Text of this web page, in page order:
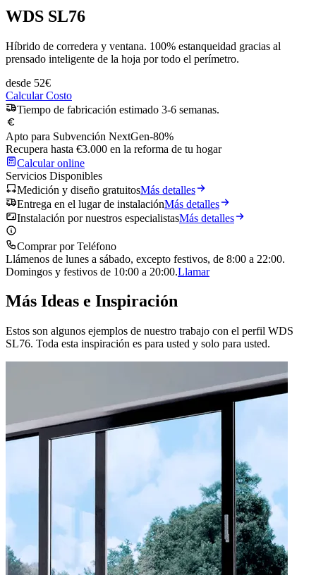
WDS SL76
Híbrido de corredera y ventana. 100% estanqueidad gracias al
prensado inteligente de la hoja por todo el perímetro.
desde 52€
Calcular Costo
Tiempo de fabricación estimado 3-6 semanas.
Apto para Subvención NextGen-80%
Recupera hasta €3.000 en la reforma de tu hogar
Calcular online
Servicios Disponibles
Medición y diseño gratuitosMás detalles
Entrega en el lugar de instalaciónMás detalles
Instalación por nuestros especialistasMás detalles
Comprar por Teléfono
Llámenos de lunes a sábado, excepto festivos, de 8:00 a 22:00.
Domingos y festivos de 10:00 a 20:00.Llamar
Más Ideas e Inspiración
Estos son algunos ejemplos de nuestro trabajo con el perfil WDS
SL76. Toda esta inspiración es para usted y solo para usted.